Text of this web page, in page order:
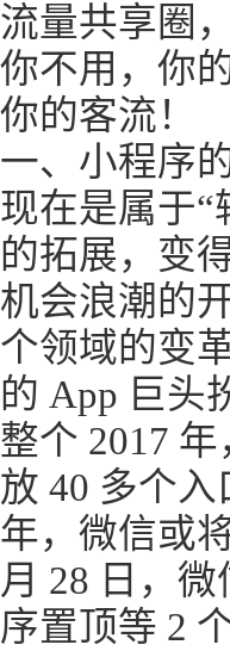
流量共享圈
你不用，你
你的客流！
一、小程序
现在是属于
的拓展，变
机会浪潮的
个领域的变
的 App 巨头
整个 2017
放 40 多个
年，微信或
月 28 日，
序置顶等 2